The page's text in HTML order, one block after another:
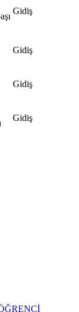
Gidiş
Gidiş
Gidiş
Gidiş